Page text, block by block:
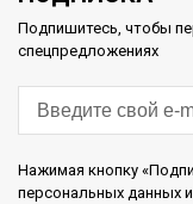
Подпишитесь, чтобы
спецпредложениях
Нажимая кнопку
персональных данных